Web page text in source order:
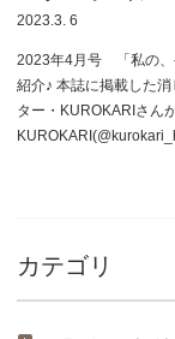
2023.3. 6
2023年4月号 「私の、
紹介♪ 本誌に掲載した
ター・KUROKARIさん
カテゴリ